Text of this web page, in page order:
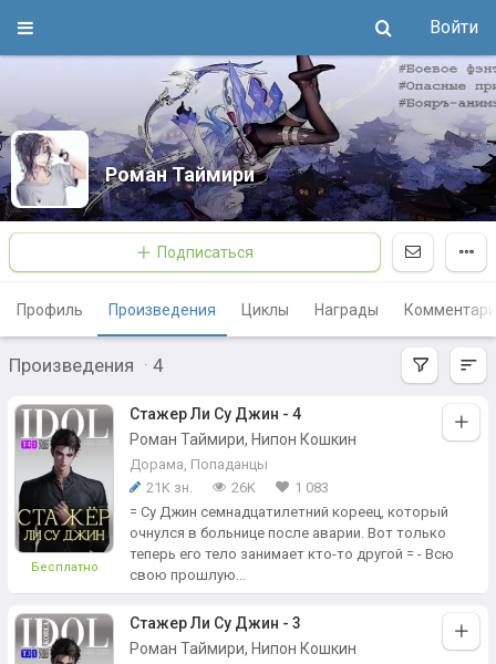
Войти
Роман Таймири
Подписаться
Профиль Произведения Циклы Награды
Произведения · 4
Бесплатно
Стажер Ли Су Джин - 4
Роман Таймири, Нипон Кошкин
Дорама, Попаданцы
21K зн.
26K
1 083
= Су Джин семнадцатилетний кореец, который
очнулся в больнице после аварии. Вот только
теперь его тело занимает кто-то другой = - Всю
свою прошлую...
Стажер Ли Су Джин - 3
Роман Таймири, Нипон Кошкин